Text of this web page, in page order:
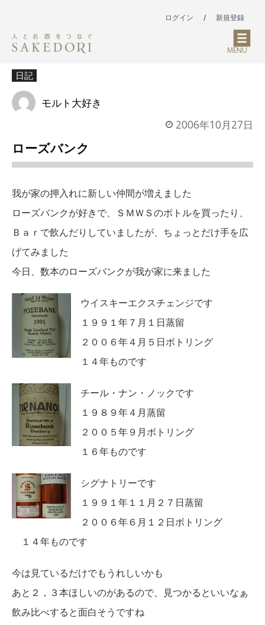
ログイン / 新規登録
MENU
日記
モルト大好き
2006年10月27日
ローズバンク
我が家の押入れに新しい仲間が増えました
ローズバンクが好きで、ＳＭＷＳのボトルを買ったり、
Ｂａｒで飲んだりしていましたが、ちょっとだけ手を広
げてみました
今日、数本のローズバンクが我が家に来ました
ウイスキーエクスチェンジです
１９９１年７月１日蒸留
２００６年４月５日ボトリング
１４年ものです
チール・ナン・ノックです
１９８９年４月蒸留
２００５年９月ボトリング
１６年ものです
シグナトリーです
１９９１年１１月２７日蒸留
２００６年６月１２日ボトリング
１４年ものです
今は見ているだけでもうれしいかも
あと２，３本ほしいのがあるので、見つかるといいなぁ
飲み比べすると面白そうですね